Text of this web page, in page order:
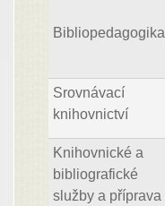
Bibliopedagogika
Srovnávací
knihovnictví
Knihovnické a
bibliografické
služby a příprava